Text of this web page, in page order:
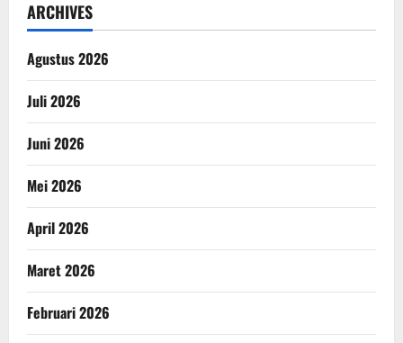
ARCHIVES
Agustus 2026
Juli 2026
Juni 2026
Mei 2026
April 2026
Maret 2026
Februari 2026